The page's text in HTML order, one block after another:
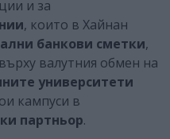
и за
, които в Хайнан
банкови сметки,
валутния обмен на
университети
кампуси в
партньор.